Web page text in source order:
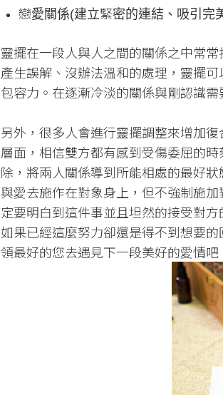
戀愛關係(建立緊密的連結、吸引完
靈擺在一段人與人之間的關係之中常
產生誤解、沒辦法溫和的處理，靈擺
包容力。在逐漸冷淡的關係與剛認識
另外，很多人會進行靈擺調整來增加
層面，相信雙方都有感到受傷委屈的
除，將兩人關係導到所能相處的最好
與愛去施作在對象身上，但不強制施
定要明白到這件事並且坦然的接受對
如果已經這麼努力卻還是得不到想要
領最好的您去遇見下一段美好的愛情吧